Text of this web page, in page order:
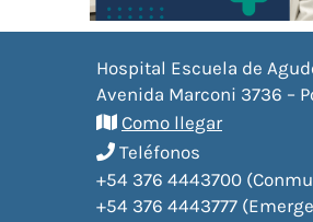
Hospital Escuela de
Avenida Marconi 3736 –
Como llegar
Teléfonos
+54 376 4443700
+54 376 4443777